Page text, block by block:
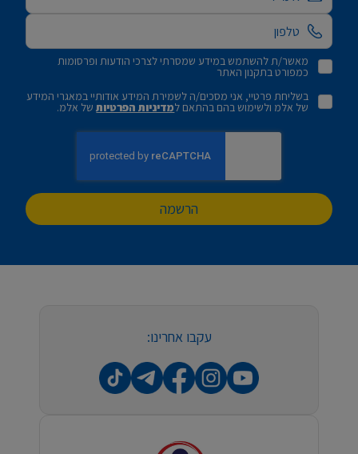
מאשר/ת להשתמש במידע שמסרתי לצרכי הודעות ופרסומות
כמפורט בתקנון האתר
בשליחת פרטיי, אני מסכים/ה לשמירת המידע אודותיי במאגרי המידע
של אלמ ולשימוש בהם בהתאם למדיניות הפרטיותשל אלמ.
הרשמה
עקבו אחרינו: